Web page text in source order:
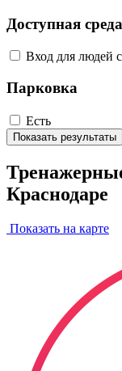
Доступная среда
Вход для людей
Парковка
Есть
Показать результаты
Краснодаре
Показать на карте